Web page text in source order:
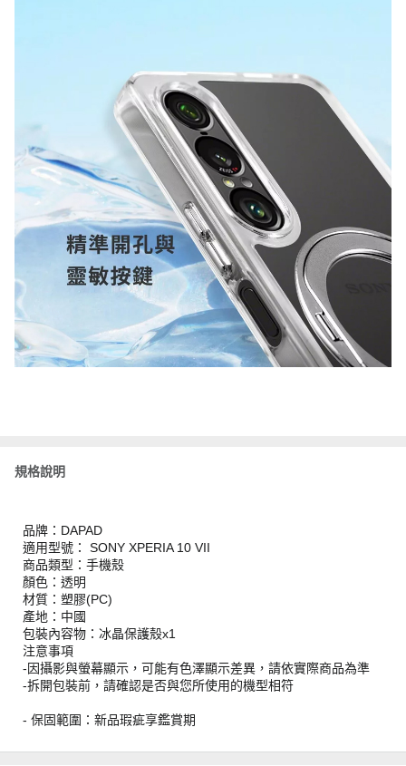
規格說明
品牌：DAPAD
適用型號： SONY XPERIA 10 VII
商品類型：手機殼
顏色：透明
材質：塑膠(PC)
產地：中國
包裝內容物：冰晶保護殼x1
注意事項
-因攝影與螢幕顯示，可能有色澤顯示差異，請依實際商品為準
-拆開包裝前，請確認是否與您所使用的機型相符
- 保固範圍：新品瑕疵享鑑賞期